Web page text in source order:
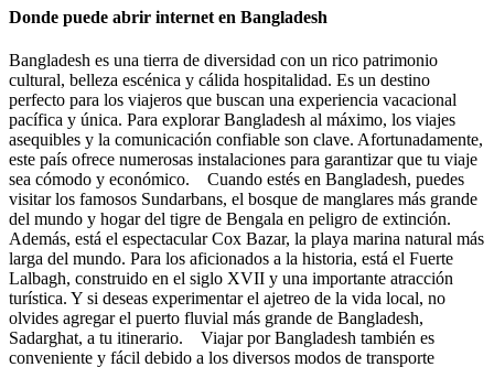
Donde puede abrir internet en Bangladesh
Bangladesh es una tierra de diversidad con un rico patrimonio
cultural, belleza escénica y cálida hospitalidad. Es un destino
perfecto para los viajeros que buscan una experiencia vacacional
pacífica y única. Para explorar Bangladesh al máximo, los viajes
asequibles y la comunicación confiable son clave. Afortunadamente,
este país ofrece numerosas instalaciones para garantizar que tu viaje
sea cómodo y económico. Cuando estés en Bangladesh, puedes
visitar los famosos Sundarbans, el bosque de manglares más grande
del mundo y hogar del tigre de Bengala en peligro de extinción.
Además, está el espectacular Cox Bazar, la playa marina natural más
larga del mundo. Para los aficionados a la historia, está el Fuerte
Lalbagh, construido en el siglo XVII y una importante atracción
turística. Y si deseas experimentar el ajetreo de la vida local, no
olvides agregar el puerto fluvial más grande de Bangladesh,
Sadarghat, a tu itinerario. Viajar por Bangladesh también es
conveniente y fácil debido a los diversos modos de transporte